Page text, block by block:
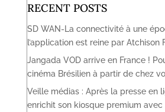
RECENT POSTS
SD WAN-La connectivité à une
l’application est reine par Atchison
Jangada VOD arrive en France !
cinéma Brésilien à partir de chez
Veille médias : Après la presse en
enrichit son kiosque premium